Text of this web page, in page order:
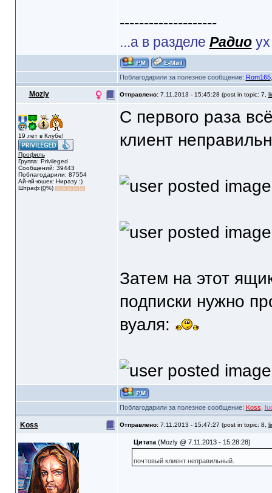
--------------------
...а в разделе Радиоух
Поблагодарили за полезное сообщение: Rom165
Mozly Отправлено: 7.11.2013 - 15:45:28 (post in topic: 7,
19 лет в Клубе!
Профиль
Группа: Privileged
Сообщений: 39443
Поблагодарили: 87554
Ай-яй-юшек: Ниразу :)
Штраф:(0%)
С первого раза
клиент
Затем на этот
подписки нужно
вуаля:
Поблагодарили за полезное сообщение: Koss
Koss Отправлено: 7.11.2013 - 15:47:27 (post in topic: 8,
Цитата(Mozly @ 7.11.2013 - 15:28:28)
почтовый клиент неправильный.